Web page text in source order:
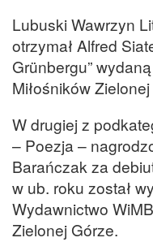
Lubuski Wawrzyn
otrzymał Alfred
Grünbergu”
Miłośników
W drugiej z
– Poezja –
Barańczak za
w ub. roku został
Wydawnictwo
Zielonej Górze.